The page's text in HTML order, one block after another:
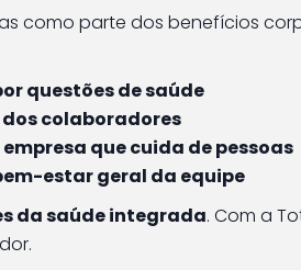
como parte dos benefícios
questões de saúde
colaboradores
que cuida de pessoas
estar geral da equipe
da saúde integrada. Com a